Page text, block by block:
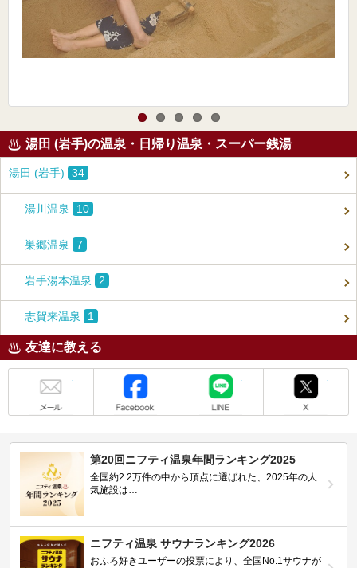
湯田 (岩手)の温泉・日帰り温泉・スーパー銭湯
湯田 (岩手) 34
湯川温泉 10
巣郷温泉 7
岩手湯本温泉 2
志賀来温泉 1
友達に教える
第20回ニフティ温泉年間ランキング2025
全国約2.2万件の中から頂点に選ばれた、2025年の人
気施設は…
ニフティ温泉 サウナランキング2026
おふろ好きユーザーの投票により、全国No.1サウナが